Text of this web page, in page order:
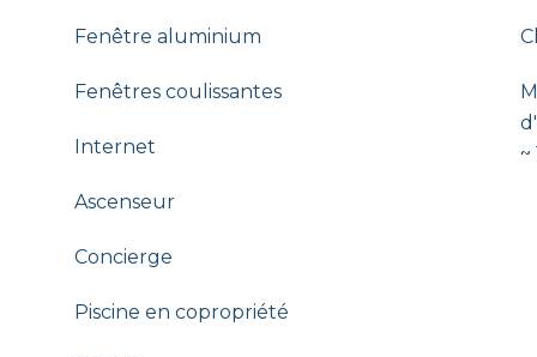
Fenêtre aluminium
Fenêtres coulissantes
Internet
Ascenseur
Concierge
Piscine en copropriété
~